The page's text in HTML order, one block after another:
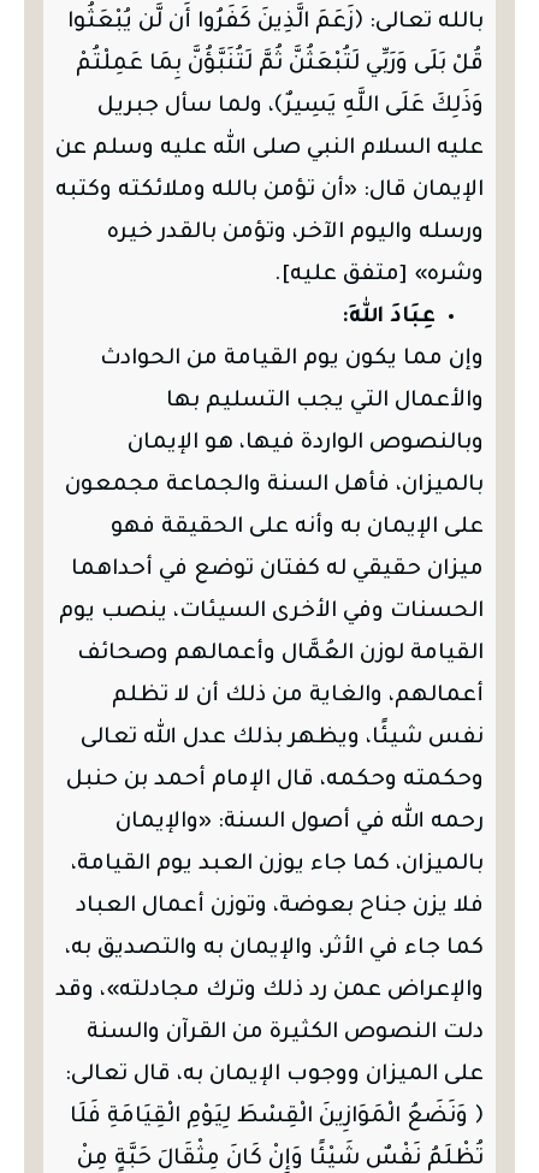
بالله تعالى: ﴿زَعَمَ الَّذِينَ كَفَرُوا أَن لَّن يُبْعَثُوا
قُلْ بَلَى وَرَبِّي لَتُبْعَثُنَّ ثُمَّ لَتُنَبَّؤُنَّ بِمَا عَمِلْتُمْ
وَذَلِكَ عَلَى اللَّهِ يَسِيرٌ﴾، ولما سأل جبريل
عليه السلام النبي صلى الله عليه وسلم عن
الإيمان قال: «أن تؤمن بالله وملائكته وكتبه
ورسله واليوم الآخر، وتؤمن بالقدر خيره
وشره» [متفق عليه].
عِبَادَ اللهِ:
وإن مما يكون يوم القيامة من الحوادث
والأعمال التي يجب التسليم بها
وبالنصوص الواردة فيها، هو الإيمان
بالميزان، فأهل السنة والجماعة مجمعون
على الإيمان به وأنه على الحقيقة فهو
ميزان حقيقي له كفتان توضع في أحداهما
الحسنات وفي الأخرى السيئات، ينصب يوم
القيامة لوزن العُمَّال وأعمالهم وصحائف
أعمالهم، والغاية من ذلك أن لا تظلم
نفس شيئًا، ويظهر بذلك عدل الله تعالى
وحكمته وحكمه، قال الإمام أحمد بن حنبل
رحمه الله في أصول السنة: «والإيمان
بالميزان، كما جاء يوزن العبد يوم القيامة،
فلا يزن جناح بعوضة، وتوزن أعمال العباد
كما جاء في الأثر، والإيمان به والتصديق به،
والإعراض عمن رد ذلك وترك مجادلته»، وقد
دلت النصوص الكثيرة من القرآن والسنة
على الميزان ووجوب الإيمان به، قال تعالى:
﴿ وَنَضَعُ الْمَوَازِينَ الْقِسْطَ لِيَوْمِ الْقِيَامَةِ فَلَا
تُظْلَمُ نَفْسٌ شَيْئًا وَإِنْ كَانَ مِثْقَالَ حَبَّةٍ مِنْ